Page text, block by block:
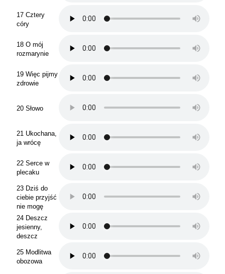
17 Cztery
córy
18 O mój
rozmarynie
19 Więc pijmy
zdrowie
20 Słowo
21 Ukochana,
ja wrócę
22 Serce w
plecaku
23 Dziś do
ciebie przyjść
nie mogę
24 Deszcz
jesienny,
deszcz
25 Modlitwa
obozowa